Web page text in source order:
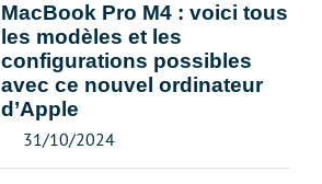
MacBook Pro M4 : voici tous
les modèles et les
configurations possibles
avec ce nouvel ordinateur
d’Apple
31/10/2024